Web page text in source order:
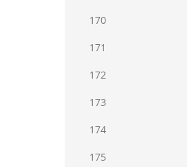
170
171
172
173
174
175